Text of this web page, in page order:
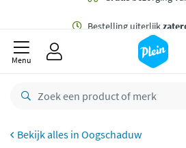
Bestelling uiterlijk
CO2 neutraal
Menu
Oogschaduw